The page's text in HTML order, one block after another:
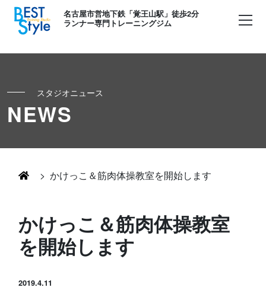
名古屋市営地下鉄「覚王山駅」徒歩2分
ランナー専門トレーニングジム
初めての方へ
お客様の声
よくある質問
Runner's パーソナル
Runner's コーチング
Runner's ピラティス
キッズ・かけっこ
お知らせ
堀江のブログ
スタジオニュース
NEWS
> かけっこ＆筋肉体操教室を開始します
かけっこ＆筋肉体操教室
を開始します
2019.4.11